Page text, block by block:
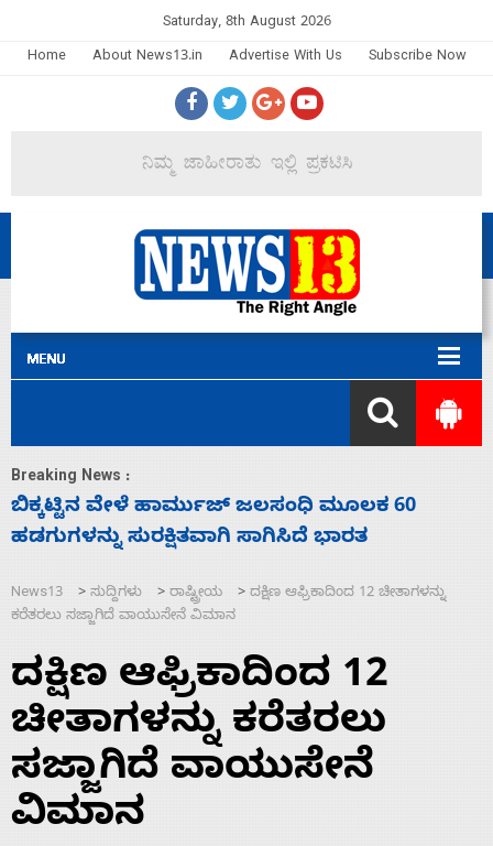
Saturday, 8th August 2026
Home
About News13.in Advertise With Us Subscribe Now
Breaking News :
ನಾಗೇಂದ್ರ ರಾಜೀನಾಮೆ ಕೊಡದಿದ್ದರೆ ಸದನ ನಡೆಸಲು
ಬಿಡೆವು: ಛಲವಾದಿ ನಾರಾಯಣಸ್ವಾಮಿ
News13 > ಸುದ್ದಿಗಳು > ರಾಷ್ಟ್ರೀಯ > ದಕ್ಷಿಣ ಆಫ್ರಿಕಾದಿಂದ 12 ಚೀತಾಗಳನ್ನು
ಕರೆತರಲು ಸಜ್ಜಾಗಿದೆ ವಾಯುಸೇನೆ ವಿಮಾನ
ದಕ್ಷಿಣ ಆಫ್ರಿಕಾದಿಂದ 12
ಚೀತಾಗಳನ್ನು ಕರೆತರಲು
ಸಜ್ಜಾಗಿದೆ ವಾಯುಸೇನೆ
ವಿಮಾನ